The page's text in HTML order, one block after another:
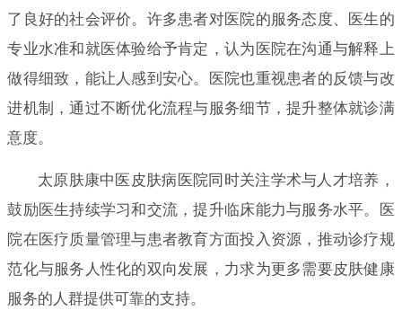
了良好的社会评价。许多患者对医院的服务态度、医生的
专业水准和就医体验给予肯定，认为医院在沟通与解释上
做得细致，能让人感到安心。医院也重视患者的反馈与改
进机制，通过不断优化流程与服务细节，提升整体就诊满
意度。
太原肤康中医皮肤病医院同时关注学术与人才培养，
鼓励医生持续学习和交流，提升临床能力与服务水平。医
院在医疗质量管理与患者教育方面投入资源，推动诊疗规
范化与服务人性化的双向发展，力求为更多需要皮肤健康
服务的人群提供可靠的支持。